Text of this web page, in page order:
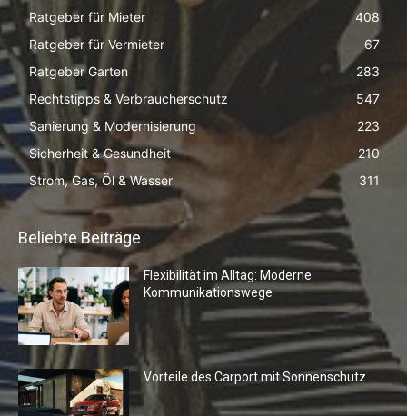
Ratgeber für Mieter
408
Ratgeber für Vermieter
67
Ratgeber Garten
283
Rechtstipps & Verbraucherschutz
547
Sanierung & Modernisierung
223
Sicherheit & Gesundheit
210
Strom, Gas, Öl & Wasser
311
Beliebte Beiträge
Flexibilität im Alltag: Moderne
Kommunikationswege
Vorteile des Carport mit Sonnenschutz